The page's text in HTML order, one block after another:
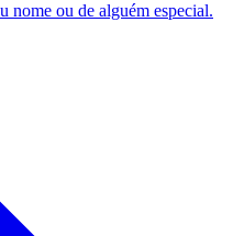
nome ou de alguém especial.